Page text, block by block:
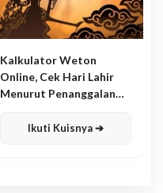
Kalkulator Weton
Online, Cek Hari Lahir
Menurut Penanggalan
Ikuti Kuisnya ➔